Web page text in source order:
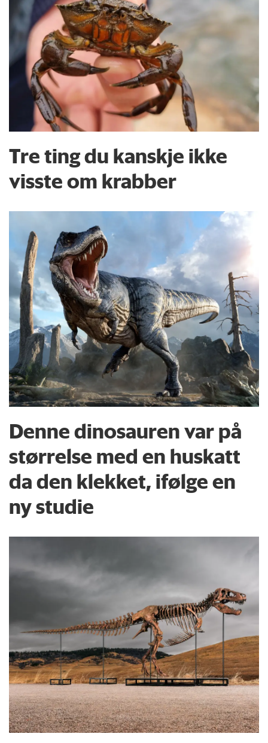
Tre ting du kanskje ikke
visste om krabber
Denne dinosauren var på
størrelse med en huskatt
da den klekket, ifølge en
ny studie